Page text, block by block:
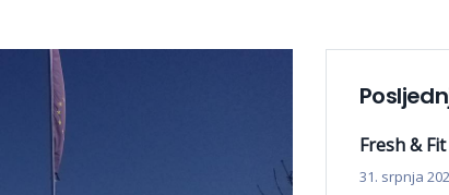
Fresh &
31. srpnja